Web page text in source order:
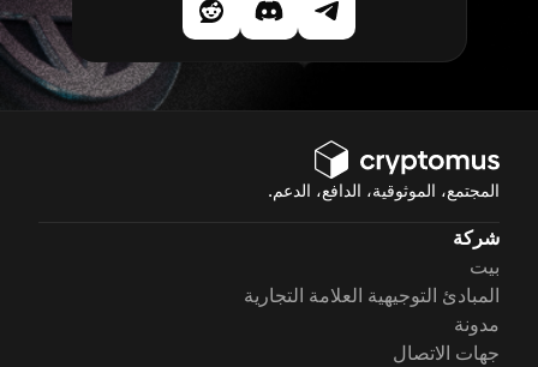
المجتمع، الموثوقية، الدافع، الدعم.
شركة
بيت
المبادئ التوجيهية العلامة التجارية
مدونة
جهات الاتصال